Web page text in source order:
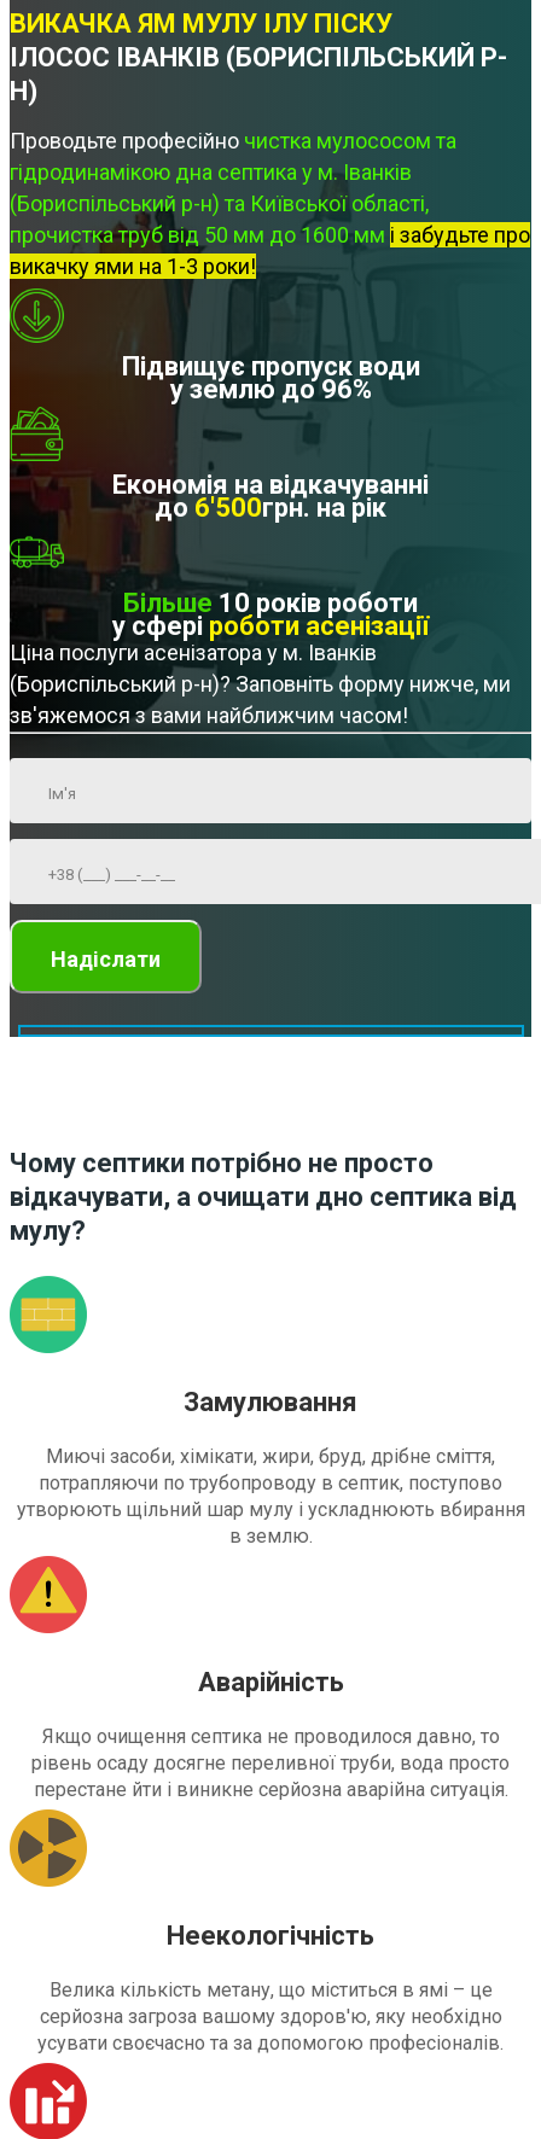
ВИКАЧКА ЯМ МУЛУ ІЛУ ПІСКУ
ІЛОСОС ІВАНКІВ (БОРИСПІЛЬСЬКИЙ Р-
Н)
Проводьте професійно чистка мулососом та
гідродинамікою дна септика у м. Іванків
(Бориспільський р-н) та Київської області,
прочистка труб від 50 мм до 1600 мм і забудьте про
викачку ями на 1-3 роки!
Підвищує пропуск води
у землю до 96%
Економія на відкачуванні
до 6'500грн. на рік
Більше 10 років роботи
у сфері роботи асенізації
Ціна послуги асенізатора у м. Іванків
(Бориспільський р-н)? Заповніть форму нижче, ми
зв'яжемося з вами найближчим часом!
Чому септики потрібно не просто
відкачувати, а очищати дно септика від
мулу?
Замулювання
Миючі засоби, хімікати, жири, бруд, дрібне сміття,
потрапляючи по трубопроводу в септик, поступово
утворюють щільний шар мулу і ускладнюють вбирання
в землю.
Аварійність
Якщо очищення септика не проводилося давно, то
рівень осаду досягне переливної труби, вода просто
перестане йти і виникне серйозна аварійна ситуація.
Неекологічність
Велика кількість метану, що міститься в ямі – це
серйозна загроза вашому здоров'ю, яку необхідно
усувати своєчасно та за допомогою професіоналів.